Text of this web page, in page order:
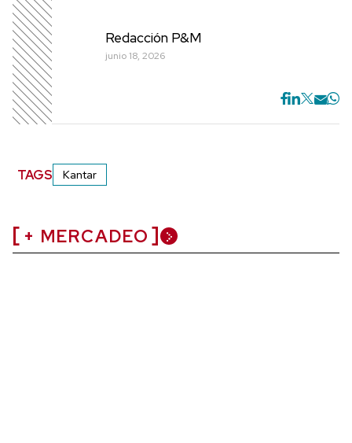
Redacción P&M
junio 18, 2026
TAGS Kantar
+ MERCADEO